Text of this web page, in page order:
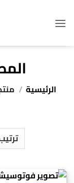
للمحتوى
الرئيسية /